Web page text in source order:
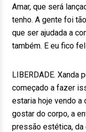
Amar, que será
tenho. A gente foi
que ser ajudada a
também. E eu fico
LIBERDADE. Xanda
começado a fazer
estaria hoje vendo a
gostar do corpo, a
pressão estética, da